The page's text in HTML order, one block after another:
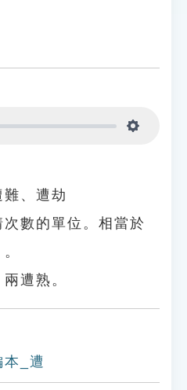
難、遭劫
數的單位。相當於
遭熟。
本_遭